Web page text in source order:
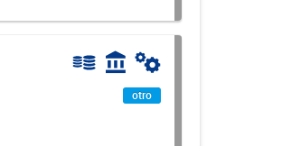
otro